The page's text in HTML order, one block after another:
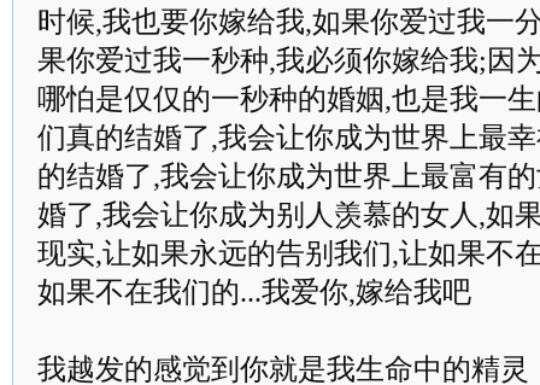
时候,我也要你嫁给我,如果你爱过我一
果你爱过我一秒种,我必须你嫁给我;因
哪怕是仅仅的一秒种的婚姻,也是我一
们真的结婚了,我会让你成为世界上最
的结婚了,我会让你成为世界上最富有
婚了,我会让你成为别人羡慕的女人,如
现实,让如果永远的告别我们,让如果不
如果不在我们的...我爱你,嫁给我吧
我越发的感觉到你就是我生命中的精